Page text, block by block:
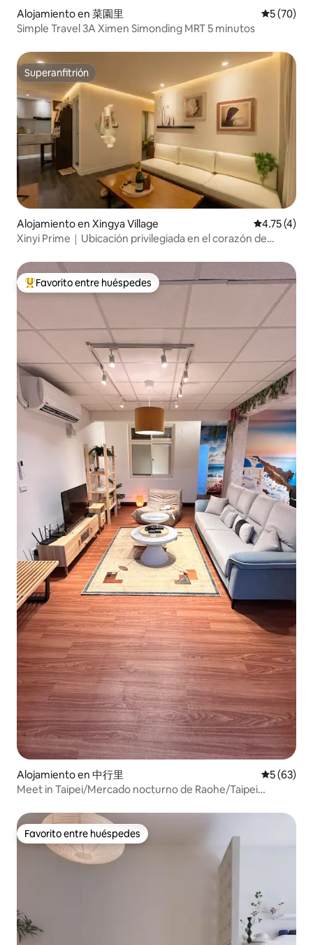
Alojamiento en 菜園里
5 (70)
Simple Travel 3A Ximen Simonding MRT 5 minutos
Superanfitrión
Superanfitrión
Alojamiento en Xingya Village Calificación
4.75 (4)
Xinyi Prime｜Ubicación privilegiada en el corazón de
boutique Xinyi｜Área residencial de Taipéi 101｜Un oasis
urbano tranquilo y acogedor
Favorito entre huéspedes preferido
Favorito entre huéspedes
Alojamiento en 中行里
5 (63)
Meet in Taipei/Mercado nocturno de Raohe/Taipei
estacionamiento, consultar
Favorito entre huéspedes
Favorito entre huéspedes